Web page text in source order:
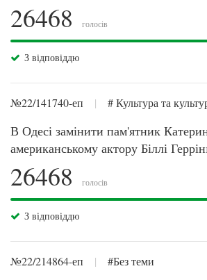
26468 голосів
З відповіддю
№22/141740-еп | # Культура та
В Одесі замінити пам'ятник
американському актору Біллі
26468 голосів
З відповіддю
№22/214864-еп | #Без теми